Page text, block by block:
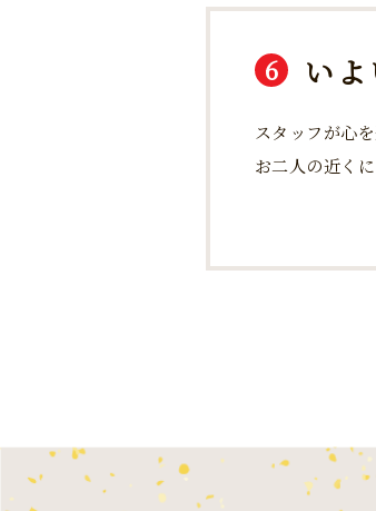
6 い
スタッフが心
お二人の近く